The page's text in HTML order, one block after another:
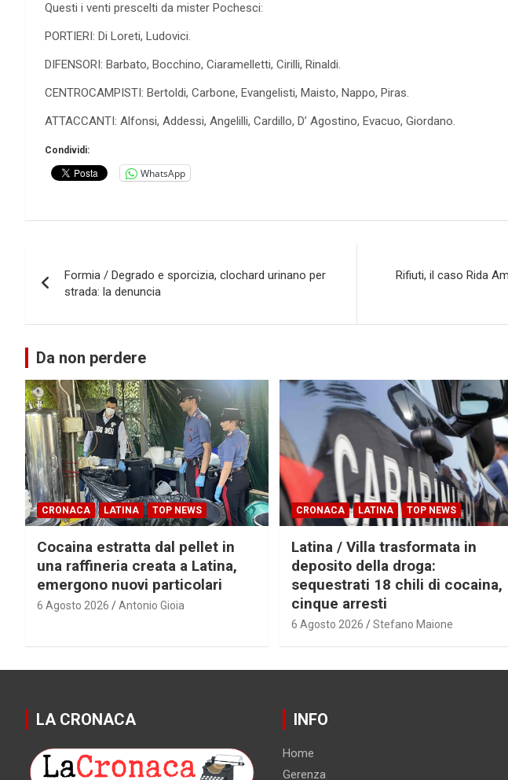
Questi i venti prescelti da mister Pochesci:
PORTIERI: Di Loreti, Ludovici.
DIFENSORI: Barbato, Bocchino, Ciaramelletti, Cirilli, Rinaldi.
CENTROCAMPISTI: Bertoldi, Carbone, Evangelisti, Maisto, Nappo, Piras.
ATTACCANTI: Alfonsi, Addessi, Angelilli, Cardillo, D’ Agostino, Evacuo, Giordano.
Condividi:
WhatsApp
articoli
Formia / Degrado e sporcizia, clochard urinano per
strada: la denuncia
Rifiuti, il caso Rida
Da non perdere
CRONACA LATINA TOP NEWS
Cocaina estratta dal pellet in
una raffineria creata a Latina,
emergono nuovi particolari
6 Agosto 2026 Antonio Gioia
CRONACA LATINA TOP NEWS
Latina / Villa trasformata in
deposito della droga:
sequestrati 18 chili di cocaina,
cinque arresti
6 Agosto 2026 Stefano Maione
LA CRONACA INFO
Home
Gerenza